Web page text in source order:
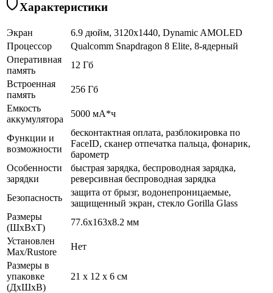
Характеристики
Экран
6.9 дюйм, 3120x1440, Dynamic AMOLED
Процессор
Qualcomm Snapdragon 8 Elite, 8-ядерный
Оперативная
память
12 Гб
Встроенная
память
256 Гб
Емкость
аккумулятора
5000 мА*ч
Функции и
возможности
бесконтактная оплата, разблокировка по
FaceID, сканер отпечатка пальца, фонарик,
барометр
Особенности
зарядки
быстрая зарядка, беспроводная зарядка,
реверсивная беспроводная зарядка
Безопасность
защита от брызг, водонепроницаемые,
защищенный экран, cтекло Gorilla Glass
Размеры
(ШхВхТ)
77.6x163x8.2 мм
Установлен
Max/Rustore
Нет
Размеры в
упаковке
(ДхШхВ)
21 x 12 x 6 см